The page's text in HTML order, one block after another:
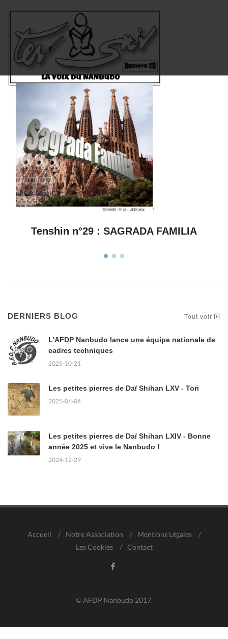
Tenshin n°28 : Résiste
DERNIERS BLOG Tout voir
L'AFDP Nanbudo lance une équipe nationale de
cadres techniques
2025-10-21
Les petites pierres de Daï Shihan LXV - Tori
2025-06-04
Les petites pierres de Daï Shihan LXIV - Bonne
année 2025 et vive le Nanbudo !
2024-12-29
© AFDP Nanbudo 2017.
Accueil / Notre Association / Mentions Légales
/
Les Cookies
/ Contact